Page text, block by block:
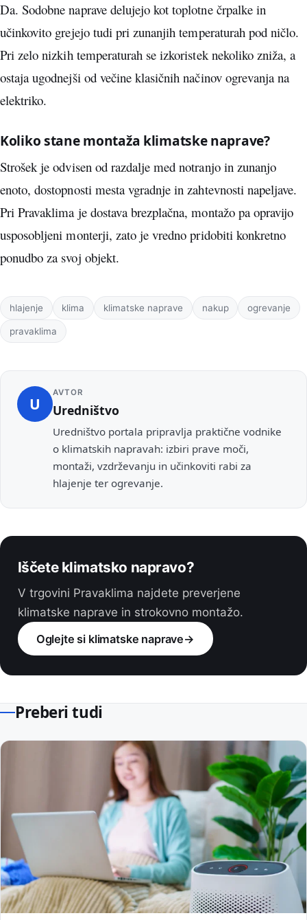
Da. Sodobne naprave delujejo kot toplotne črpalke in
učinkovito grejejo tudi pri zunanjih temperaturah pod ničlo.
Pri zelo nizkih temperaturah se izkoristek nekoliko zniža, a
ostaja ugodnejši od večine klasičnih načinov ogrevanja na
elektriko.
Koliko stane montaža klimatske naprave?
Strošek je odvisen od razdalje med notranjo in zunanjo
enoto, dostopnosti mesta vgradnje in zahtevnosti napeljave.
Pri Pravaklima je dostava brezplačna, montažo pa opravijo
usposobljeni monterji, zato je vredno pridobiti konkretno
ponudbo za svoj objekt.
Oznake
hlajenje klima klimatske naprave nakup ogrevanje
pravaklima
U
AVTOR
Uredništvo
Uredništvo portala pripravlja praktične vodnike
o klimatskih napravah: izbiri prave moči,
montaži, vzdrževanju in učinkoviti rabi za
hlajenje ter ogrevanje.
Iščete klimatsko napravo?
V trgovini Pravaklima najdete preverjene
klimatske naprave in strokovno montažo.
Oglejte si klimatske naprave→
Preberi tudi